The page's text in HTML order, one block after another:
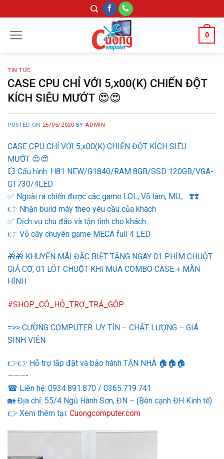
to
content
0
TIN TỨC
CASE CPU CHỈ VỚI 5,x00(K) CHIẾN ĐỘT
KÍCH SIÊU MƯỚT 😍😍
POSTED ON 26/05/2020 BY ADMIN
CASE CPU CHỈ VỚI 5,x00(K) CHIẾN ĐỘT KÍCH SIÊU
MƯỚT 😍😍
💥 Cấu hình: H81 NEW/G1840/RAM 8GB/SSD 120GB/VGA-
GT730/4LED
✅ Ngoài ra chiến được các game LOL, Võ lâm, MU,… ❣️❣️
👉 Nhận build máy theo yêu cầu của khách
✅ Dịch vụ chu đáo và tận tình cho khách
👉 Vỏ cây chuyên game MECA full 4 LED
🎁🎁 KHUYẾN MÃI ĐẶC BIỆT TẶNG NGAY 01 PHÍM CHUỘT
GIẢ CƠ, 01 LÓT CHUỘT KHI MUA COMBO CASE + MÀN
HÌNH
#SHOP_CÓ_HỖ_TRỢ_TRẢ_GÓP
=>> CƯỜNG COMPUTER: UY TÍN – CHẤT LƯỢNG – GIÁ
SINH VIÊN
👉👉 Hỗ trợ lắp đặt và bảo hành TẬN NHÀ 🏠 🏠 🏠
———-
☎ Liên hệ: 0934.891.870 / 0365.719.741
🏡 Địa chỉ: 55/4 Ngũ Hành Sơn, ĐN – (Bên cạnh ĐH Kinh tế)
👉 Xem thêm tại: Cuongcomputer.com